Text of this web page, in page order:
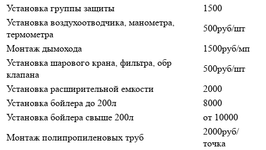
Установка группы защиты
1500
Установка воздухоотводчика, манометра,
термометра
500руб/шт
Монтаж дымохода
1500руб/мп
Установка шарового крана, фильтра, обр
клапана
500руб/шт
Установка расширительной емкости
2000
Установка бойлера до 200л
8000
Установка бойлера свыше 200л
от 10000
Монтаж полипропиленовых труб
2000руб/
точка